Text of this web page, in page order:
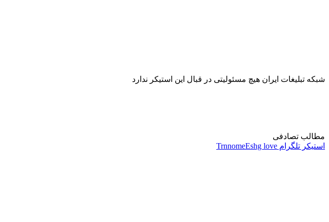
شبکه تبلیغات ایران هیچ مسئولیتی در قبال این استیکر ندارد
مطالب تصادفی
استیکر تلگرام TrnnomeEshg love